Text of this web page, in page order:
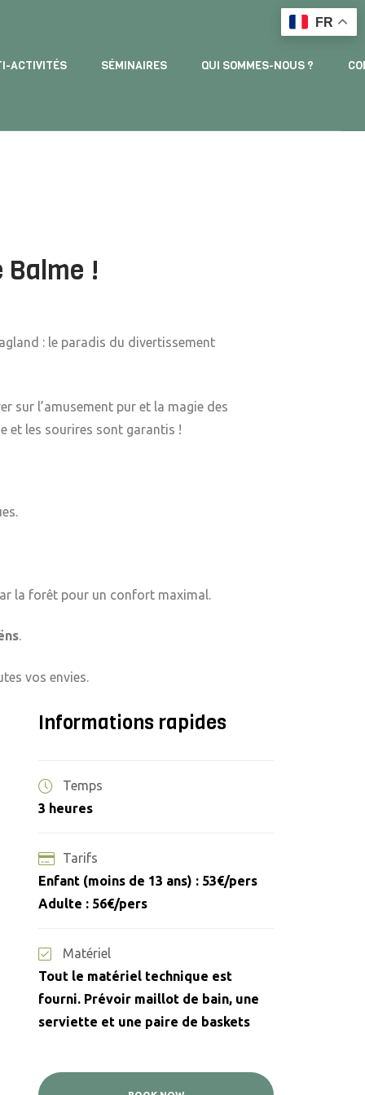
ACTIVITÉS SÉMINAIRES QUI SOMMES-NOUS ?
Balme !
: le paradis du divertissement
sur l’amusement pur et la magie des
et les sourires sont garantis !
la forêt pour un confort maximal.
.
vos envies.
Informations rapides
Temps
3 heures
Tarifs
Enfant (moins de 13 ans) : 53€/pers
Adulte : 56€/pers
Matériel
Tout le matériel technique est
fourni. Prévoir maillot de bain, une
serviette et une paire de baskets
FR